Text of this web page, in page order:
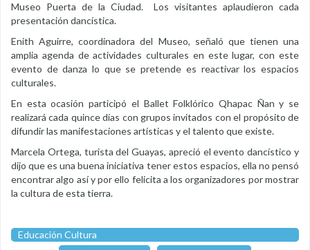
Museo Puerta de la Ciudad. Los visitantes aplaudieron cada
presentación dancística.
Enith Aguirre, coordinadora del Museo, señaló que tienen una
amplia agenda de actividades culturales en este lugar, con este
evento de danza lo que se pretende es reactivar los espacios
culturales.
En esta ocasión participó el Ballet Folklórico Qhapac Ñan y se
realizará cada quince días con grupos invitados con el propósito de
difundir las manifestaciones artísticas y el talento que existe.
Marcela Ortega, turista del Guayas, apreció el evento dancístico y
dijo que es una buena iniciativa tener estos espacios, ella no pensó
encontrar algo así y por ello felicita a los organizadores por mostrar
la cultura de esta tierra.
Educación Cultura